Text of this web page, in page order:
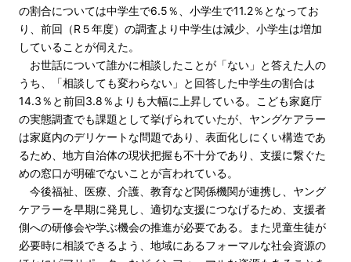
の割合については中学生で6.5％、小学生で11.2％となってお
り、前回（R５年度）の調査より中学生は減少、小学生は増加
していることが伺えた。
お世話について誰かに相談したことが「ない」と答えた人の
うち、「相談しても変わらない」と回答した中学生の割合は
14.3％と前回3.8％よりも大幅に上昇している。こども家庭庁
の実態調査でも課題として挙げられていたが、ヤングケアラー
は家庭内のデリケートな問題であり、表面化しにくい構造であ
るため、地方自治体の現状把握も不十分であり、支援に繋ぐた
めの窓口が明確でないことが言われている。
今後福祉、医療、介護、教育など関係機関が連携し、ヤング
ケアラーを早期に発見し、適切な支援につなげるため、支援者
側への研修会や学ぶ機会の推進が必要である。また児童生徒が
必要時に相談できるよう、地域にあるフォーマルな社会資源の